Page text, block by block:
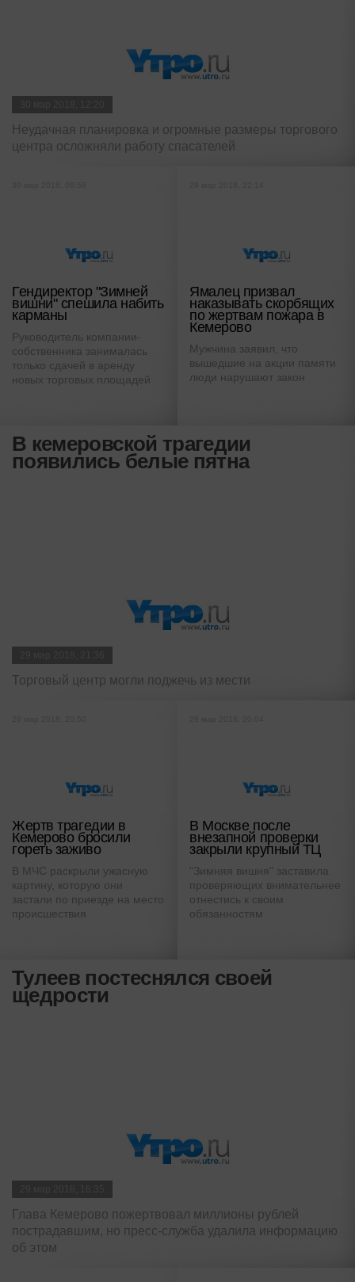
Неудачная планировка и огромные размеры торгового
центра осложняли работу спасателей
Гендиректор "Зимней
вишни" спешила набить
карманы
Руководитель компании-
собственника занималась
только сдачей в аренду
новых торговых площадей
Ямалец призвал
наказывать скорбящих
по жертвам пожара в
Кемерово
Мужчина заявил, что
вышедшие на акции памяти
люди нарушают закон
В кемеровской трагедии
появились белые пятна
Торговый центр могли поджечь из мести
Жертв трагедии в
Кемерово бросили
гореть заживо
В МЧС раскрыли ужасную
картину, которую они
застали по приезде на место
происшествия
В Москве после
внезапной проверки
закрыли крупный ТЦ
"Зимняя вишня" заставила
проверяющих внимательнее
отнестись к своим
обязанностям
Тулеев постеснялся своей
щедрости
Глава Кемерово пожертвовал миллионы рублей
пострадавшим, но пресс-служба удалила информацию
об этом